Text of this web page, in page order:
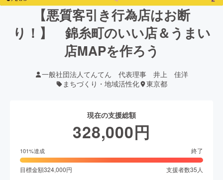
【悪質客引き行為店はお断
り！】 錦糸町のいい店＆うまい
店MAPを作ろう
一般社団法人てんてん 代表理事 井上 佳洋
まちづくり・地域活性化
東京都
現在の支援総額
328,000円
101%達成 終了
目標金額324,000円 支援者数35 人